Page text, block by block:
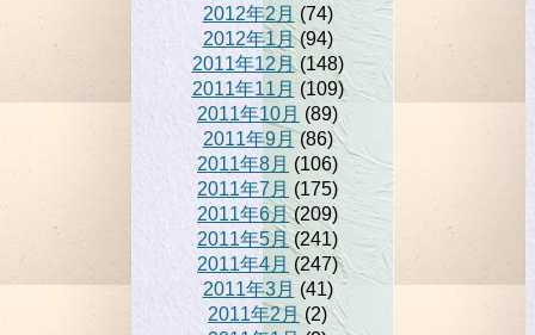
2012年2月 (74)
2012年1月(94)
2011年12月(148)
2011年11月 (109)
2011年10月 (89)
2011年9月 (86)
2011年8月 (106)
2011年7月 (175)
2011年6月(209)
2011年5月(241)
2011年4月 (247)
2011年3月(41)
2011年2月 (2)